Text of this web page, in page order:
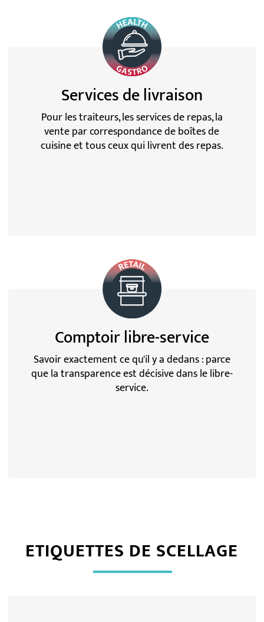
Services de livraison
Pour les traiteurs, les services de repas, la
vente par correspondance de boîtes de
cuisine et tous ceux qui livrent des repas.
Comptoir libre-service
Savoir exactement ce qu'il y a dedans : parce
que la transparence est décisive dans le libre-
service.
ETIQUETTES DE SCELLAGE